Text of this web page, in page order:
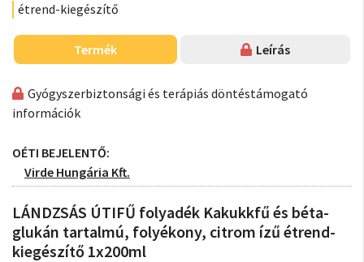
étrend-kiegészítő
Termék Leírás
Gyógyszerbiztonsági és terápiás döntéstámogató
információk
OÉTI BEJELENTŐ:
Virde Hungária Kft.
LÁNDZSÁS ÚTIFŰ folyadék Kakukkfű és béta-
glukán tartalmú, folyékony, citrom ízű étrend-
kiegészítő 1x200ml